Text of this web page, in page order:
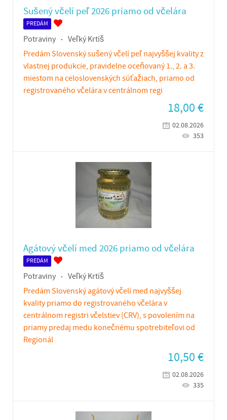
Sušený včelí peľ 2026 priamo od včelára
PREDÁM
Potraviny
Veľký Krtíš
Predám Slovenský sušený včelí peľ najvyššej kvality z
vlastnej produkcie, pravidelne oceňovaný 1., 2. a 3.
miestom na celoslovenských súťažiach, priamo od
registrovaného včelára v centrálnom regi
18,00€
02.08.2026
353
Agátový včelí med 2026 priamo od včelára
PREDÁM
Potraviny
Veľký Krtíš
Predám Slovenský agátový včelí med najvyššej
kvality priamo do registrovaného včelára v
centrálnom registri včelstiev (CRV), s povolením na
priamy predaj medu konečnému spotrebiteľovi od
Regionál
10,50€
02.08.2026
335